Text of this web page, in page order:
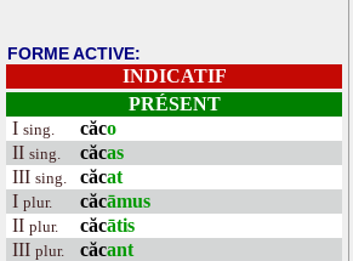
FORME ACTIVE:
INDICATIF
PRÉSENT
I sing. căco
II sing. căcas
III sing. căcat
I plur. căcāmus
II plur. căcātis
III plur. căcant